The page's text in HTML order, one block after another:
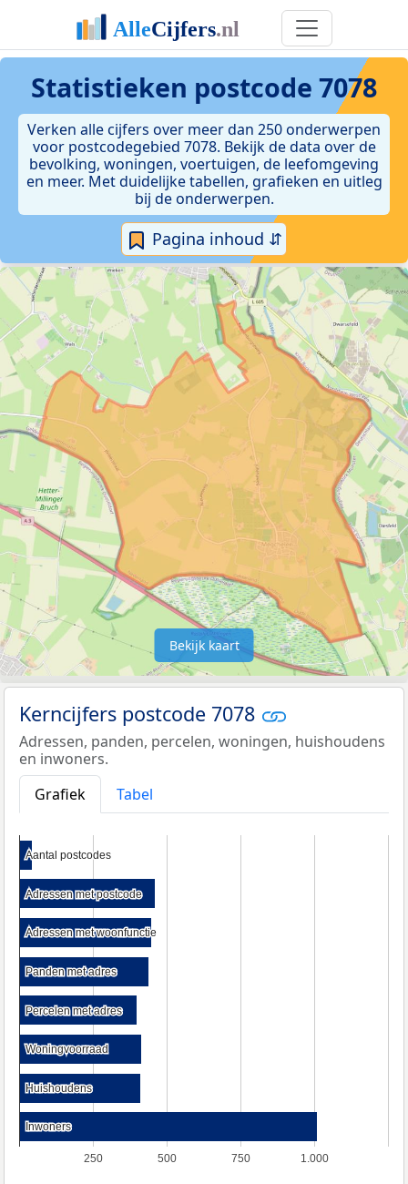
Statistieken postcode 7078
Verken alle cijfers over meer dan 250 onderwerpen
voor postcodegebied 7078. Bekijk de data over de
bevolking, woningen, voertuigen, de leefomgeving
en meer. Met duidelijke tabellen, grafieken en uitleg
bij de onderwerpen.
Pagina inhoud ⇵
Bekijk kaart
Kerncijfers postcode 7078
Adressen, panden, percelen, woningen, huishoudens
en inwoners.
Grafiek
Tabel
250 500 750 1.000
Aantal postcodes
Aantal postcodes
Adressen met postcode
Adressen met postcode
Adressen met woonfunctie
Adressen met woonfunctie
Panden met adres
Panden met adres
Percelen met adres
Percelen met adres
Woningvoorraad
Woningvoorraad
Huishoudens
Huishoudens
Inwoners
Inwoners